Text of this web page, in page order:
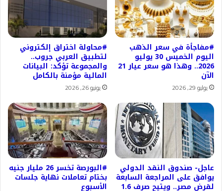
#مفاجأة في سعر الذهب
اليوم الخميس 30 يوليو
2026.. وهذا هو سعر عيار 21
الآن
يوليو 29, 2026
#محاولة اختراق إلكتروني
لتطبيق العربي جروب..
والمجموعة تؤكد: البيانات
المالية مؤمنة بالكامل
يونيو 26, 2026
عاجل- صندوق النقد الدولي
يوافق على المراجعة السابعة
لقرض مصر.. ويتيح صرف 1.6
#البورصة تخسر 26 مليار جنيه
بختام تعاملات نهاية جلسات
الأسبوع